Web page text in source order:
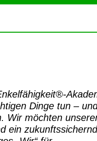
Dinge tun –
Wir möchten
ein